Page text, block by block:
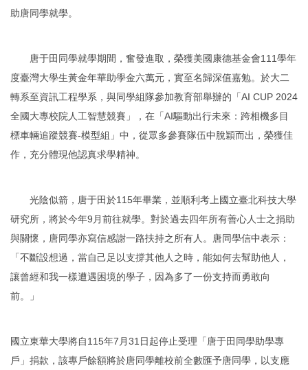
助唐同學就學。
唐于田同學就學期間，奮發進取，榮獲美國康德基金會111學年
度臺灣大學生黃金年華助學金六萬元，實至名歸深值嘉勉。於大二
轉系至資訊工程學系，與同學組隊參加教育部舉辦的「AI CUP 2024
全國大專校院人工智慧競賽」，在「AI驅動出行未來：跨相機多目
標車輛追蹤競賽-模型組」中，從眾多參賽隊伍中脫穎而出，榮獲佳
作，充分體現他認真求學精神。
光陰似箭，唐于田於115年畢業，並順利考上國立臺北科技大學
研究所，將於今年9月前往就學。對於過去四年所有善心人士之捐助
與關懷，唐同學亦寫信感謝一路扶持之所有人。唐同學信中表示：
「不斷設想過，當自己足以支撐其他人之時，能如何去幫助他人，
讓曾經和我一樣遭遇困境的學子，因為多了一份支持而勇敢向
前。」
國立東華大學將自115年7月31日起停止受理「唐于田同學助學專
戶」捐款，該專戶餘額將於唐同學離校前全數匯予唐同學，以支應